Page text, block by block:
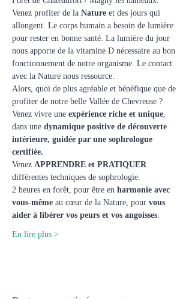
Venez profiter de la Nature et des jours qui
allongent. Le corps humain a besoin de lumière
pour rester en bonne santé. La lumière du jour
nous apporte de la vitamine D nécessaire au bon
fonctionnement de notre organisme. Le contact
avec la Nature nous ressource.
Alors, quoi de plus agréable et bénéfique que de
profiter de notre belle Vallée de Chevreuse ?
Venez vivre une expérience riche et unique,
dans une dynamique positive de découverte
intérieure, guidée par une sophrologue
certifiée.
Venez APPRENDRE et PRATIQUER
différentes techniques de sophrologie.
2 heures en forêt, pour être en harmonie avec
vous-même au cœur de la Nature, pour vous
aider à libérer vos peurs et vos angoisses.
En lire plus >